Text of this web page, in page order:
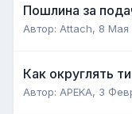
Пошлина за
Автор: Attach, 8 Мая
Как округлять
Автор: APEKA, 3